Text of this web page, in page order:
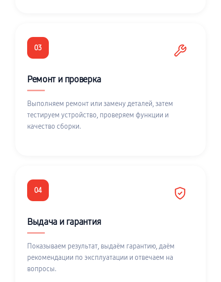
03
Ремонт и проверка
Выполняем ремонт или замену деталей, затем
тестируем устройство, проверяем функции и
качество сборки.
04
Выдача и гарантия
Показываем результат, выдаём гарантию, даём
рекомендации по эксплуатации и отвечаем на
вопросы.